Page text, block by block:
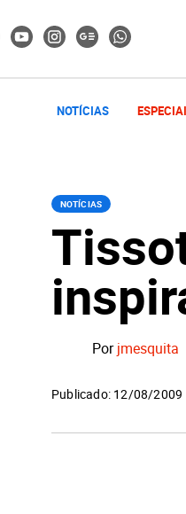
NOTÍCIAS
NOTÍCIAS
Porjmesquita
Publicado: 12/08/2009